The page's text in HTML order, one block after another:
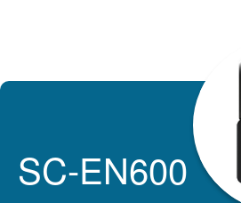
SC-EN600